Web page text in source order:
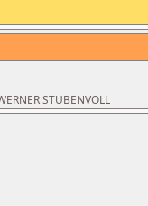
STUBENVOLL